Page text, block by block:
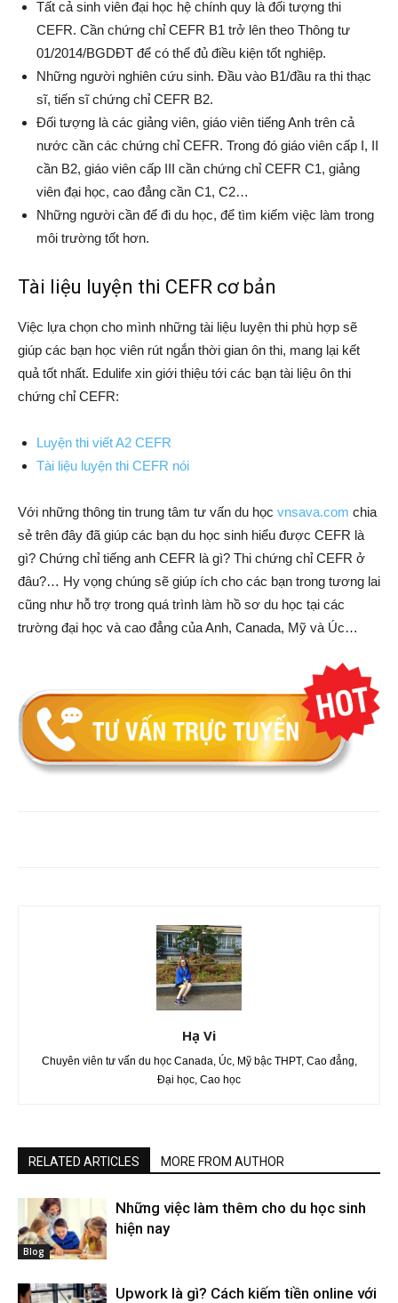
Tất cả sinh viên đại học hệ chính quy là đối tượng thi
CEFR. Cần chứng chỉ CEFR B1 trở lên theo Thông tư
01/2014/BGDĐT để có thể đủ điều kiện tốt nghiệp.
Những người nghiên cứu sinh. Đầu vào B1/đầu ra thi thạc
sĩ, tiến sĩ chứng chỉ CEFR B2.
Đối tượng là các giảng viên, giáo viên tiếng Anh trên cả
nước cần các chứng chỉ CEFR. Trong đó giáo viên cấp I, II
cần B2, giáo viên cấp III cần chứng chỉ CEFR C1, giảng
viên đại học, cao đẳng cần C1, C2…
Những người cần để đi du học, để tìm kiếm việc làm trong
môi trường tốt hơn.
Tài liệu luyện thi CEFR cơ bản
Việc lựa chọn cho mình những tài liệu luyện thi phù hợp sẽ
giúp các bạn học viên rút ngắn thời gian ôn thi, mang lại kết
quả tốt nhất. Edulife xin giới thiệu tới các bạn tài liệu ôn thi
chứng chỉ CEFR:
Luyện thi viết A2 CEFR
Tài liệu luyện thi CEFR nói
Với những thông tin trung tâm tư vấn du học vnsava.com chia
sẻ trên đây đã giúp các bạn du học sinh hiểu được CEFR là
gì? Chứng chỉ tiếng anh CEFR là gì? Thi chứng chỉ CEFR ở
đâu?… Hy vọng chúng sẽ giúp ích cho các bạn trong tương lai
cũng như hỗ trợ trong quá trình làm hồ sơ du học tại các
trường đại học và cao đẳng của Anh, Canada, Mỹ và Úc…
Hạ Vi
Chuyên viên tư vấn du học Canada, Úc, Mỹ bậc THPT, Cao đẳng,
Đại học, Cao học
RELATED ARTICLES MORE FROM AUTHOR
Blog
Những việc làm thêm cho du học sinh
hiện nay
Upwork là gì? Cách kiếm tiền online với